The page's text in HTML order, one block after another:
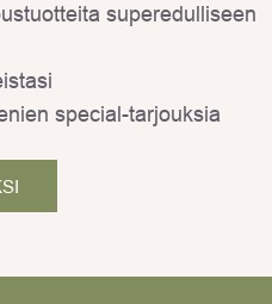
superedulliseen
special-tarjouksia